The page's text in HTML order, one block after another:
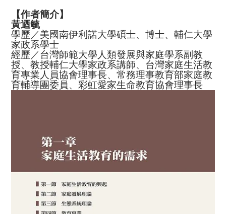
【作者簡介】
黃迺毓
學歷／美國南伊利諾大學碩士、博士、輔仁大學
家政系學士
經歷／台灣師範大學人類發展與家庭學系副教
授、教授輔仁大學家政系講師、台灣家庭生活教
育專業人員協會理事長、常務理事教育部家庭教
育輔導團委員、彩虹愛家生命教育協會理事長